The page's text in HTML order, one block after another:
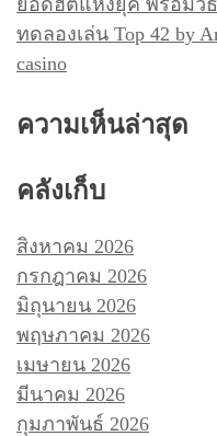
ทดลองเล่น Top 42 by
casino
ความเห็นล่าสุด
คลังเก็บ
สิงหาคม 2026
กรกฎาคม 2026
มิถุนายน 2026
พฤษภาคม 2026
เมษายน 2026
มีนาคม 2026
กุมภาพันธ์ 2026